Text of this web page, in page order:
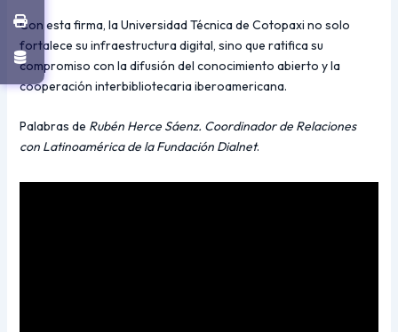
Con esta firma, la Universidad Técnica de Cotopaxi no solo
fortalece su infraestructura digital, sino que ratifica su
compromiso con la difusión del conocimiento abierto y la
cooperación interbibliotecaria iberoamericana.
Palabras de Rubén Herce Sáenz. Coordinador de Relaciones
con Latinoamérica de la Fundación Dialnet.